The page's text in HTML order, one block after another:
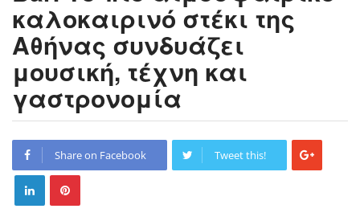
καλοκαιρινό στέκι της
Αθήνας συνδυάζει
μουσική, τέχνη και
γαστρονομία
Share on Facebook Tweet this!